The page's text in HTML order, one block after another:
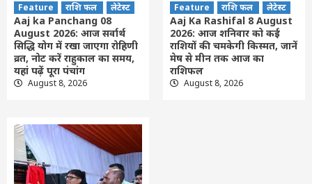
Feature राशि फल लेटेस्ट
Aaj ka Panchang 08
August 2026: आज सर्वार्थ
सिद्धि योग में रखा जाएगा रोहिणी
व्रत, नोट करें राहुकाल का समय,
यहां पढ़ें पूरा पंचांग
August 8, 2026
Feature राशि फल लेटेस्ट
Aaj Ka Rashifal 8 August
2026: आज शनिवार को कई
राशियों की चमकेगी किस्मत, जानें
मेष से मीन तक आज का
राशिफल
August 8, 2026